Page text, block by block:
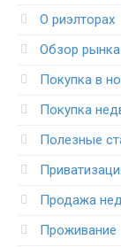
О риэлторах
Обзор
Покупка в
Покупка
Полезные
Продажа
Проживание